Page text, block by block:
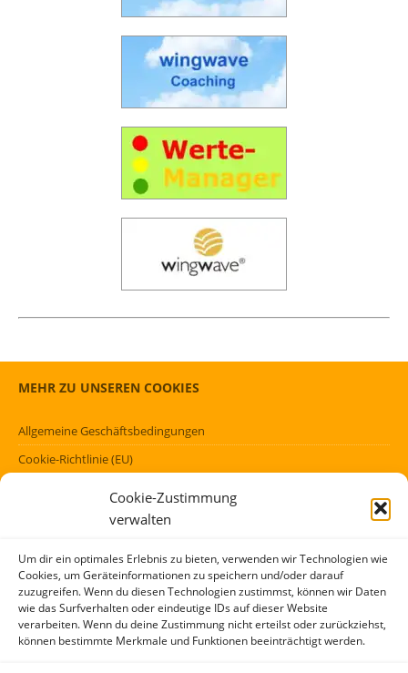
Cookie-Zustimmung
verwalten
Um dir ein optimales Erlebnis zu bieten, verwenden wir Technologien wie
Cookies, um Geräteinformationen zu speichern und/oder darauf
zuzugreifen. Wenn du diesen Technologien zustimmst, können wir Daten
wie das Surfverhalten oder eindeutige IDs auf dieser Website
verarbeiten. Wenn du deine Zustimmung nicht erteilst oder zurückziehst,
können bestimmte Merkmale und Funktionen beeinträchtigt werden.
MEHR ZU UNSEREN COOKIES
Allgemeine Geschäftsbedingungen
Cookie-Richtlinie (EU)
FÖRMLICHES
Kontakt